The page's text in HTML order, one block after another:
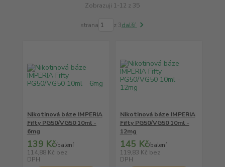
Zobrazuji 1-12 z 35
strana z 3další
Nikotinová báze IMPERIA
Fifty PG50/VG50 10ml -
6mg
139 Kč/balení
114,88 Kč bez
DPH
Nikotinová báze IMPERIA
Fifty PG50/VG50 10ml -
12mg
145 Kč/balení
119,83 Kč bez
DPH